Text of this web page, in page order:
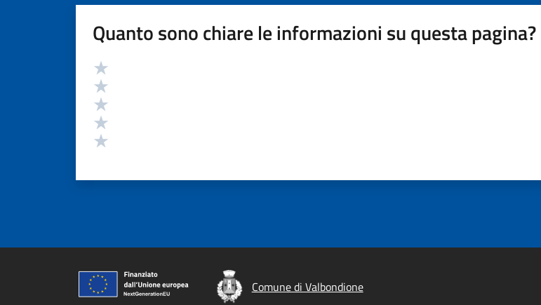
Quanto sono chiare le informazioni su questa pagina?
Valutazione
Comune di Valbondione